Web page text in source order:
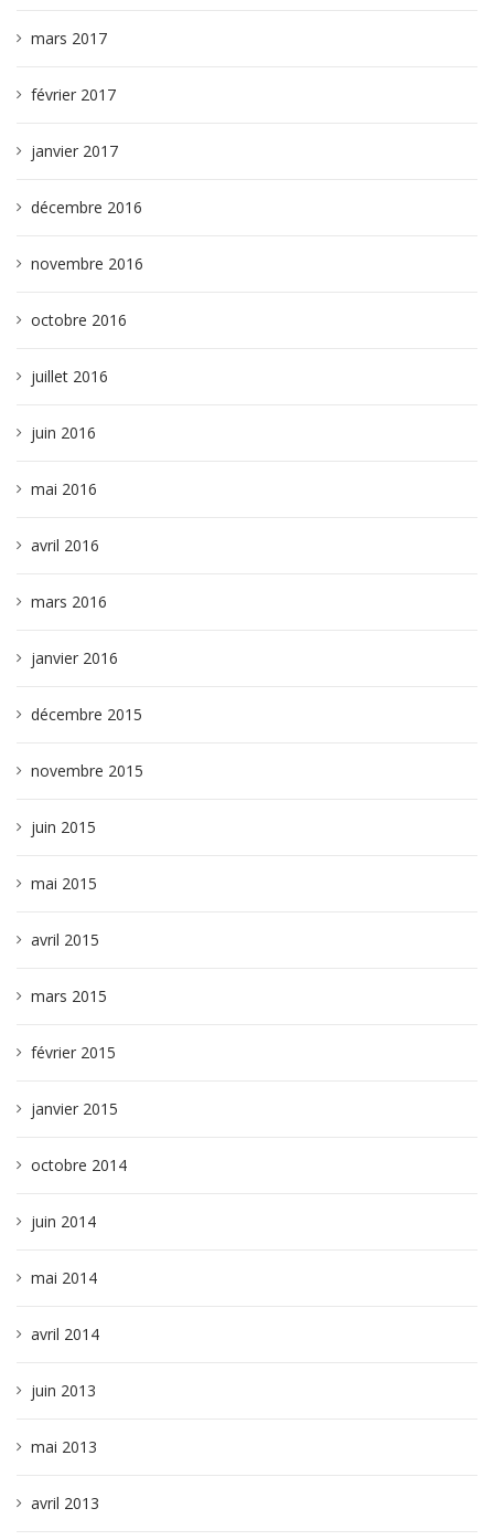
mars 2017
février 2017
janvier 2017
décembre 2016
novembre 2016
octobre 2016
juillet 2016
juin 2016
mai 2016
avril 2016
mars 2016
janvier 2016
décembre 2015
novembre 2015
juin 2015
mai 2015
avril 2015
mars 2015
février 2015
janvier 2015
octobre 2014
juin 2014
mai 2014
avril 2014
juin 2013
mai 2013
avril 2013